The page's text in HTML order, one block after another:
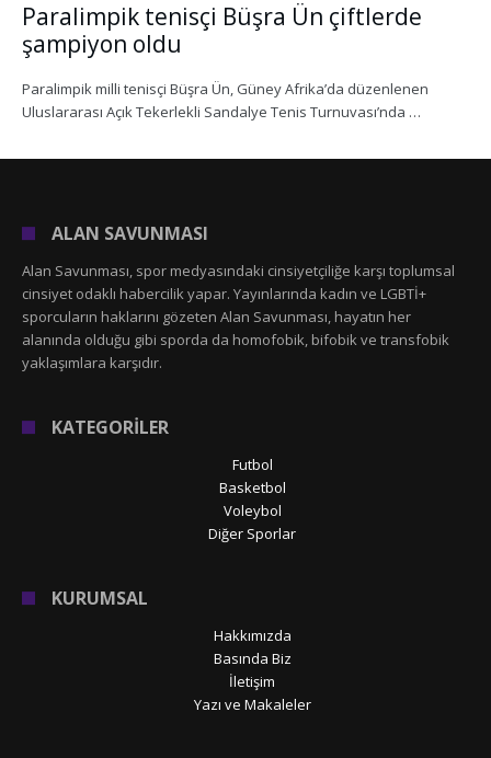
Paralimpik tenisçi Büşra Ün çiftlerde
şampiyon oldu
Paralimpik milli tenisçi Büşra Ün, Güney Afrika’da düzenlenen
Uluslararası Açık Tekerlekli Sandalye Tenis Turnuvası’nda …
ALAN SAVUNMASI
Alan Savunması, spor medyasındaki cinsiyetçiliğe karşı toplumsal
cinsiyet odaklı habercilik yapar. Yayınlarında kadın ve LGBTİ+
sporcuların haklarını gözeten Alan Savunması, hayatın her
alanında olduğu gibi sporda da homofobik, bifobik ve transfobik
yaklaşımlara karşıdır.
KATEGORİLER
Futbol
Basketbol
Voleybol
Diğer Sporlar
KURUMSAL
Hakkımızda
Basında Biz
İletişim
Yazı ve Makaleler